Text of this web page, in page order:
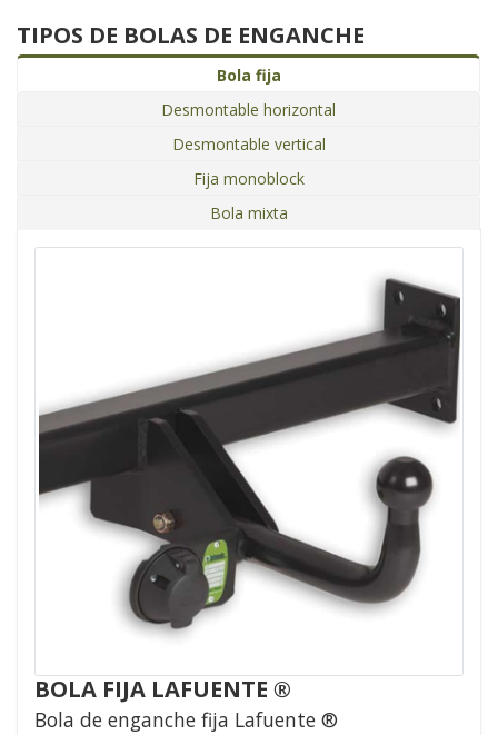
TIPOS DE BOLAS DE ENGANCHE
Bola fija
Desmontable horizontal
Desmontable vertical
Fija monoblock
Bola mixta
BOLA FIJA LAFUENTE ®
Bola de enganche fija Lafuente ®